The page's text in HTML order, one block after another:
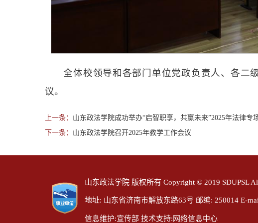
全体校领导和各部门单位党政负责人、各二
议。
上一条： 山东政法学院成功举办“启智职享，共赢未来”2025年法律专
下一条： 山东政法学院召开2025年教学工作会议
山东政法学院 版权所有 Copyright © 2019 SDUPSL
地址: 山东省济南市解放东路63号 邮编: 250014 E-
信息维护:宣传部 技术支持:网络信息中心